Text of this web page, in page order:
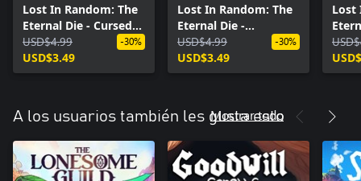
Lost In Random: The
Eternal Die - Cursed
Couture
USD$4.99
USD$3.49
-30%
Lost In Random: The
Eternal Die -
Wardrobe Expansion
USD$4.99
USD$3.49
-30%
Lost
in
A los usuarios también les gusta esto
Mostrar todo